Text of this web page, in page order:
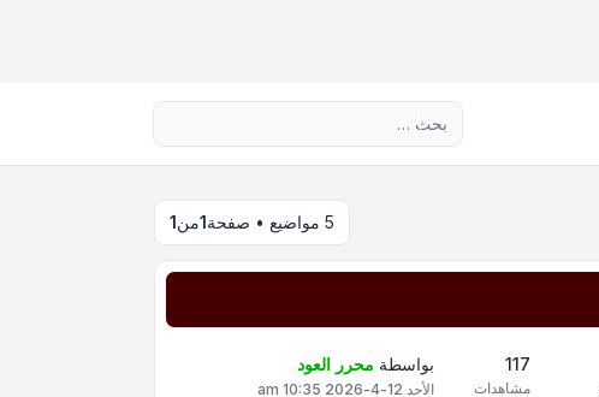
5 مواضيع • صفحة 1من1
117
مشاهدات
بواسطة محرر العود
الأحد 12-4-2026 10:35 am